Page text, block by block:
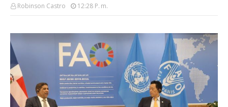
Robinson Castro 12:28 P. M.